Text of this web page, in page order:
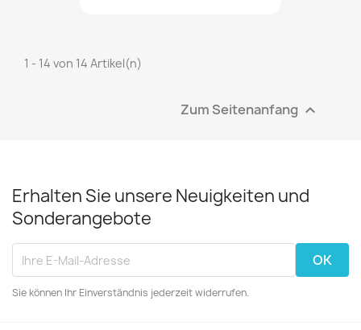
1 - 14 von 14 Artikel(n)
Zum Seitenanfang 
Erhalten Sie unsere Neuigkeiten und
Sonderangebote
Sie können Ihr Einverständnis jederzeit widerrufen.